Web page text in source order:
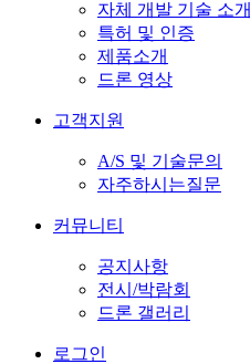
자체 개발 기술 소개
특허 및 인증
제품소개
드론 영상
고객지원
A/S 및 기술문의
자주하시는질문
커뮤니티
공지사항
전시/박람회
드론 갤러리
로그인